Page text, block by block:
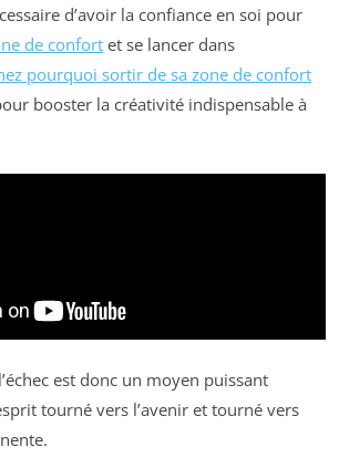
d’avoir la confiance en soi pour
de confort et se lancer dans
pourquoi sortir de sa zone de confort
booster la créativité indispensable à
est donc un moyen puissant
tourné vers l’avenir et tourné vers